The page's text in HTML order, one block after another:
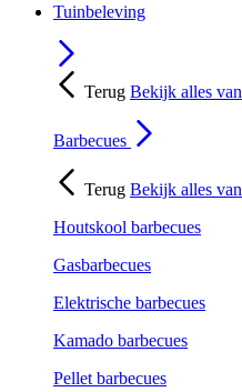
Tuinbeleving
Terug Bekijk alles van
Barbecues
Terug Bekijk alles van
Houtskool barbecues
Gasbarbecues
Elektrische barbecues
Kamado barbecues
Pellet barbecues